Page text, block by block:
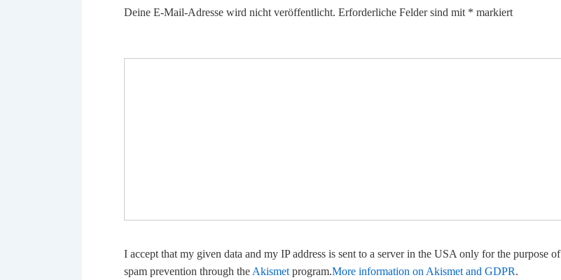
Deine E-Mail-Adresse wird nicht veröffentlicht. Erforderliche Felder sind mit * markiert
I accept that my given data and my IP address is sent to a server in the USA only for the purpose of
spam prevention through the Akismet program.More information on Akismet and GDPR.